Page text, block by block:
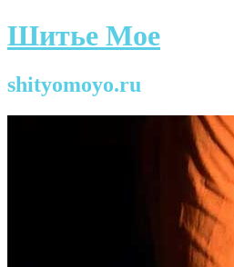
Шитье Мое
shityomoyo.ru